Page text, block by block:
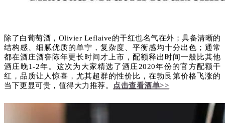
除了白葡萄酒，Olivier Leflaive的干红也名气在外；具备清晰的
结构感、细腻优质的单宁，复杂度、平衡感均十分出色；通常
都在酒庄酒窖陈年更长时间才上市，配额释出时间一般比其他
酒庄晚1-2年。这次为大家精选了酒庄2020年份的官方配额干
红，品质让人惊喜，尤其超群的性价比，在勃艮第价格飞涨的
当下更显可贵，值得大力推荐。
点击查看酒单>>